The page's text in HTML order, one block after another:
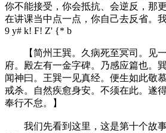
你不能接受，你会抵抗、会逆反，那
在讲课当中点一点，你自己去反省。
9 y# k! F! Z' {* b
【简州王巽。久病死至冥司。见一
府。殿左有一金字碑。乃感应篇也。
闻神曰。王巽一见真经。便生如此敬
戒杀。自然疾愈身安。不须在此。遂
奉行不怠。】
我们先看到这里，这是第十个故事